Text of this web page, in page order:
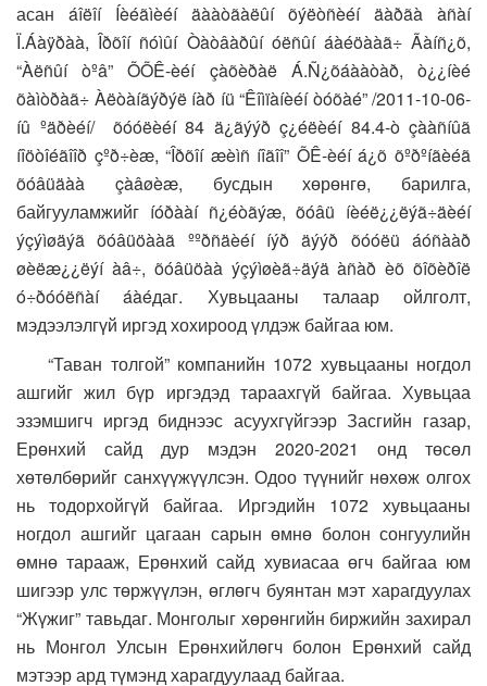
асан áîëîí Íèéãìèéí äààòãàëûí õýëòñèéí äàðãà àñàí
Ï.Áàÿðàà, Îðõîí ñóìûí Òàòâàðûí óëñûí áàéöààã÷ Ãàíñ¿õ,
“Àëñûí òºâ” ÕÕÊ-èéí çàõèðàë Á.Ñ¿õáààòàð, ò¿¿íèé
õàìòðàã÷ Àëòàíãýðýë íàð íü “Êîìïàíèéí òóõàé” /2011-10-06-
íû ºäðèéí/ õóóëèéí 84 ä¿ãýýð ç¿éëèéí 84.4-ò çààñíûã
íîöòîéãîîð çºð÷èæ, “Îðõîí æèìñ íîãîî” ÕÊ-èéí á¿õ õºðºíãèéã
õóâüäàà çàâøèæ, бусдын хөрөнгө, барилга,
байгууламжийг íóðààí ñ¿éòãýæ, õóâü íèéë¿¿ëýã÷äèéí
ýçýìøäýã õóâüöààã ººðñäèéí íýð äýýð õóóëü áóñààð
øèëæ¿¿ëýí àâ÷, õóâüöàà ýçýìøèã÷äýä àñàð èõ õîõèðîë
ó÷ðóóëñàí áàéдаг. Хувьцааны талаар ойлголт,
мэдээлэлгүй иргэд хохироод үлдэж байгаа юм.
“Таван толгой” компанийн 1072 хувьцааны ногдол
ашгийг жил бүр иргэдэд тараахгүй байгаа. Хувьцаа
эзэмшигч иргэд биднээс асуухгүйгээр Засгийн газар,
Ерөнхий сайд дур мэдэн 2020-2021 онд төсөл
хөтөлбөрийг санхүүжүүлсэн. Одоо түүнийг нөхөж олгох
нь тодорхойгүй байгаа. Иргэдийн 1072 хувьцааны
ногдол ашгийг цагаан сарын өмнө болон сонгуулийн
өмнө тарааж, Ерөнхий сайд хувиасаа өгч байгаа юм
шигээр улс төржүүлэн, өглөгч буянтан мэт харагдуулах
“Жүжиг” тавьдаг. Монголыг хөрөнгийн биржийн захирал
нь Монгол Улсын Ерөнхийлөгч болон Ерөнхий сайд
мэтээр ард түмэнд харагдуулаад байгаа.